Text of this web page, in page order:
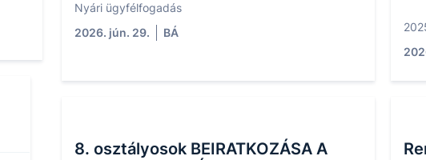
Nyári ügyfélfogadás
2026. jún. 29.
BÁ
8. osztályosok BEIRATKOZÁSA A